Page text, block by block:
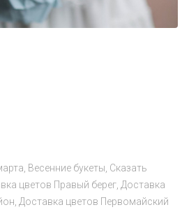
Весенние букеты Сказать
цветов Правый берег Доставка
Доставка цветов Первомайский